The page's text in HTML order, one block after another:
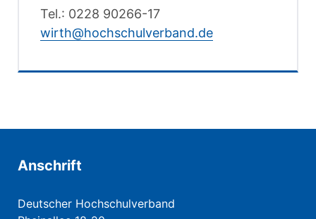
Tel.: 0228 90266-17
wirth@hochschulverband.de
Anschrift
Deutscher Hochschulverband